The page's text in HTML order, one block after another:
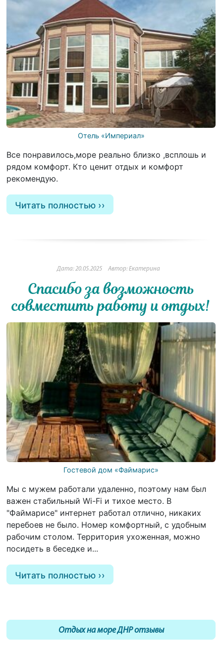
Отель «Империал»
Все понравилось,море реально близко ,всплошь и
рядом комфорт. Кто ценит отдых и комфорт
рекомендую.
Читать полностью
Дата: 20.05.2025 Автор: Екатерина
Спасибо за возможность
совместить работу и отдых!
Гостевой дом «Файмарис»
Мы с мужем работали удаленно, поэтому нам был
важен стабильный Wi-Fi и тихое место. В
"Файмарисе" интернет работал отлично, никаких
перебоев не было. Номер комфортный, с удобным
рабочим столом. Территория ухоженная, можно
посидеть в беседке и...
Читать полностью
Отдых на море ДНР отзывы